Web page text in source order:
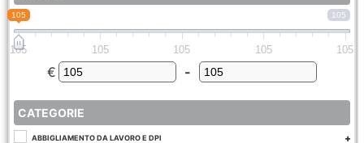
105
105
105 105 105 105 105
€ Minimum Price
-
Maximum Price
CATEGORIE
ABBIGLIAMENTO DA LAVORO E DPI